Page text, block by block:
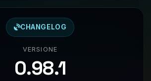
CHANGELOG
VERSIONE
0.98.1